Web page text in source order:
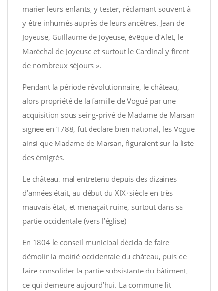
marier leurs enfants, y tester, réclamant souvent à
y être inhumés auprès de leurs ancêtres. Jean de
Joyeuse, Guillaume de Joyeuse, évêque d’Alet, le
Maréchal de Joyeuse et surtout le Cardinal y firent
de nombreux séjours ».
Pendant la période révolutionnaire, le château,
alors propriété de la famille de Vogüé par une
acquisition sous seing-privé de Madame de Marsan
signée en 1788, fut déclaré bien national, les Vogüé
ainsi que Madame de Marsan, figuraient sur la liste
des émigrés.
Le château, mal entretenu depuis des dizaines
d’années était, au début du XIX ͤ siècle en très
mauvais état, et menaçait ruine, surtout dans sa
partie occidentale (vers l’église).
En 1804 le conseil municipal décida de faire
démolir la moitié occidentale du château, puis de
faire consolider la partie subsistante du bâtiment,
ce qui demeure aujourd’hui. La commune fit